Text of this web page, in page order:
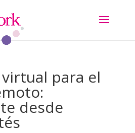
para el
desde